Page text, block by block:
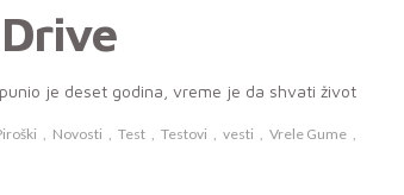
je deset godina, vreme je da shvati život
Novosti Test Testovi vesti
Vrele Gume